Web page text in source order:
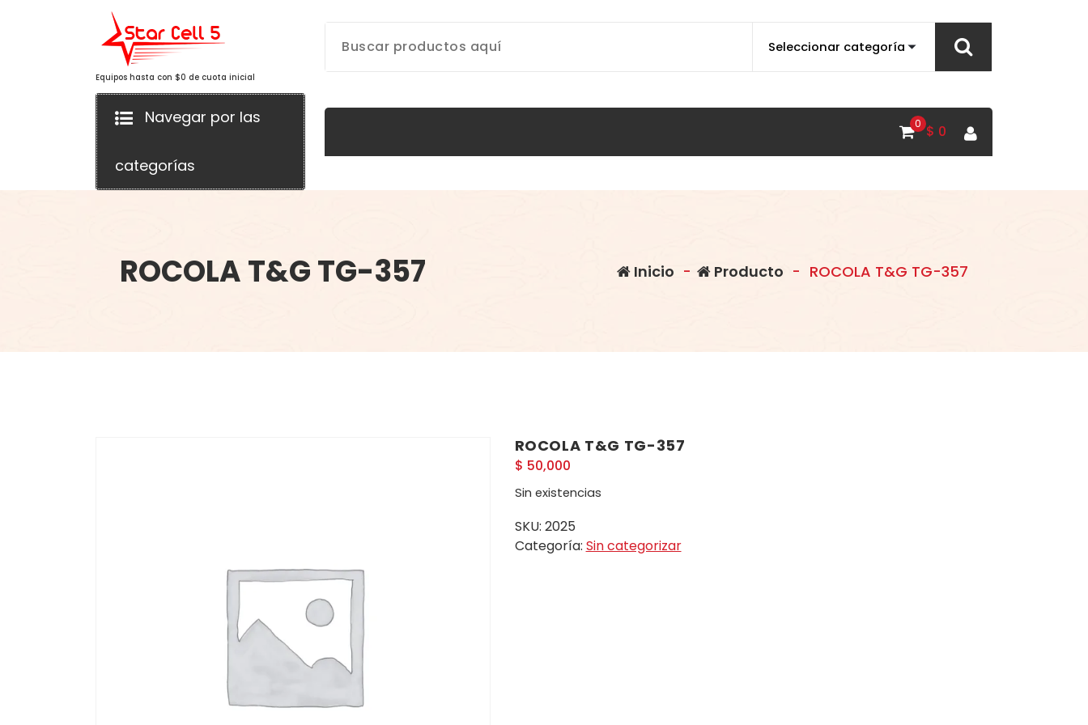
Equipos hasta con $0 de cuota inicial
Navegar por las
categorías
0 $ 0
ROCOLA T&G TG-357 Inicio - Producto - ROCOLA T&G TG-357
ROCOLA T&G TG-357
$ 50,000
Sin existencias
SKU: 2025
Categoría: Sin categorizar